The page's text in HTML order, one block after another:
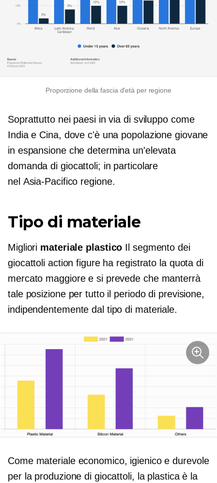
Proporzione della fascia d'età per regione
Soprattutto nei paesi in via di sviluppo come
India e Cina, dove c'è una popolazione giovane
in espansione che determina un'elevata
domanda di giocattoli; in particolare
nel Asia-Pacifico regione.
Tipo di materiale
Migliori materiale plastico Il segmento dei
giocattoli action figure ha registrato la quota di
mercato maggiore e si prevede che manterrà
tale posizione per tutto il periodo di previsione,
indipendentemente dal tipo di materiale.
Come materiale economico, igienico e durevole
per la produzione di giocattoli, la plastica è la